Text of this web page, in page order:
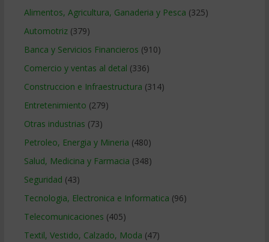
Alimentos, Agricultura, Ganaderia y Pesca (325)
Automotriz(379)
Banca y Servicios Financieros (910)
Comercio y ventas al detal (336)
Construccion e Infraestructura (314)
Entretenimiento (279)
Otras industrias (73)
Petroleo, Energia y Mineria (480)
Salud, Medicina y Farmacia (348)
Seguridad (43)
Tecnologia, Electronica e Informatica (96)
Telecomunicaciones (405)
Textil, Vestido, Calzado, Moda (47)